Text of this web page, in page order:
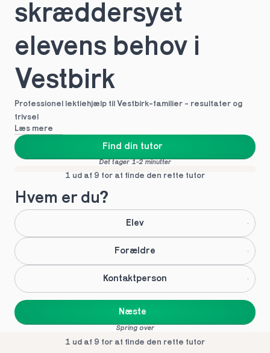
skræddersyet
elevens behov i
Vestbirk
Professionel lektiehjælp til Vestbirk-familier - resultater og
trivsel
Læs mere
Find din tutor
Det tager 1-2 minutter
1 ud af 9 for at finde den rette tutor
Hvem er du?
Elev
Forældre
Kontaktperson
Næste
Spring over
1 ud af 9 for at finde den rette tutor